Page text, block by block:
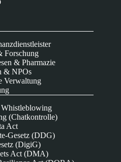
Forschung
& Pharmazie
& NPOs
Verwaltung
(Chatkontrolle)
Act
Gesetz (DDG)
(DigiG)
Act (DMA)